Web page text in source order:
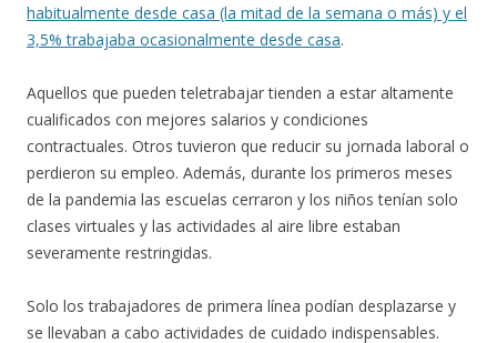
habitualmente desde casa (la mitad de la semana o más) y el
3,5% trabajaba ocasionalmente desde casa.
Aquellos que pueden teletrabajar tienden a estar altamente
cualificados con mejores salarios y condiciones
contractuales. Otros tuvieron que reducir su jornada laboral o
perdieron su empleo. Además, durante los primeros meses
de la pandemia las escuelas cerraron y los niños tenían solo
clases virtuales y las actividades al aire libre estaban
severamente restringidas.
Solo los trabajadores de primera línea podían desplazarse y
se llevaban a cabo actividades de cuidado indispensables.